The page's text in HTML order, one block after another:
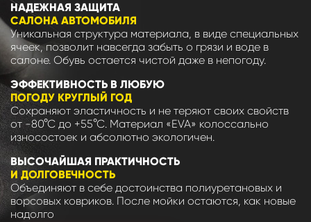
НАДЕЖНАЯ ЗАЩИТА
САЛОНА АВТОМОБИЛЯ
Уникальная структура материала, в виде специальных
ячеек, позволит навсегда забыть о грязи и воде в
салоне. Обувь остается чистой даже в непогоду.
ЭФФЕКТИВНОСТЬ В ЛЮБУЮ
ПОГОДУ КРУГЛЫЙ ГОД
Сохраняют эластичность и не теряют своих свойств
от -80°С до +55°С. Материал «EVA» колоссально
износостоек и абсолютно экологичен.
ВЫСОЧАЙШАЯ ПРАКТИЧНОСТЬ
И ДОЛГОВЕЧНОСТЬ
Объединяют в себе достоинства полиуретановых и
ворсовых ковриков. После мойки остаются, как новые
надолго